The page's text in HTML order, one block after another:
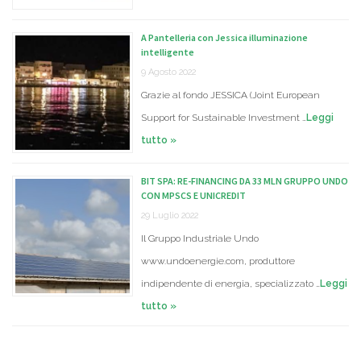
A Pantelleria con Jessica illuminazione
intelligente
9 Agosto 2022
Grazie al fondo JESSICA (Joint European
Support for Sustainable Investment …Leggi
tutto »
BIT SPA: RE-FINANCING DA 33 MLN GRUPPO UNDO
CON MPSCS E UNICREDIT
29 Luglio 2022
Il Gruppo Industriale Undo
www.undoenergie.com, produttore
indipendente di energia, specializzato …Leggi
tutto »